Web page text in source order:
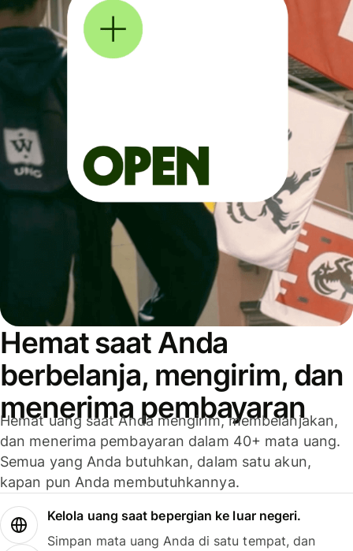
Hemat saat Anda
berbelanja, mengirim, dan
menerima pembayaran
Hemat uang saat Anda mengirim, membelanjakan,
dan menerima pembayaran dalam 40+ mata uang.
Semua yang Anda butuhkan, dalam satu akun,
kapan pun Anda membutuhkannya.
Kelola uang saat bepergian ke luar negeri.
Simpan mata uang Anda di satu tempat, dan